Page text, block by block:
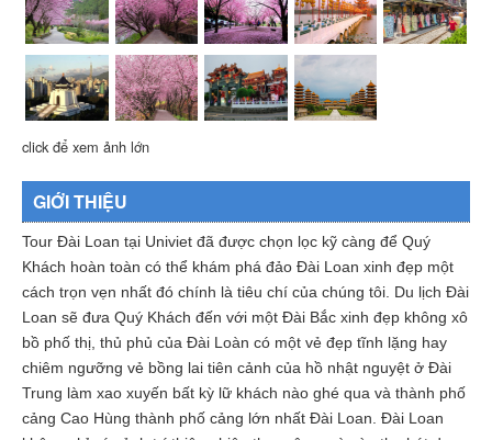
click để xem ảnh lớn
GIỚI THIỆU
Tour Đài Loan tại Univiet đã được chọn lọc kỹ càng để Quý
Khách hoàn toàn có thể khám phá đảo Đài Loan xinh đẹp một
cách trọn vẹn nhất đó chính là tiêu chí của chúng tôi. Du lịch Đài
Loan sẽ đưa Quý Khách đến với một Đài Bắc xinh đẹp không xô
bồ phố thị, thủ phủ của Đài Loàn có một vẻ đẹp tĩnh lặng hay
chiêm ngưỡng vẻ bồng lai tiên cảnh của hồ nhật nguyệt ở Đài
Trung làm xao xuyến bất kỳ lữ khách nào ghé qua và thành phố
cảng Cao Hùng thành phố cảng lớn nhất Đài Loan. Đài Loan